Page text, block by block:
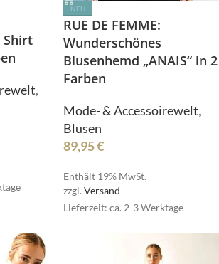
Shirt
,
NEU
RUE DE FEMME:
Wunderschönes
Blusenhemd „ANAIS“ in 2
Farben
Mode- & Accessoirewelt,
Blusen
89,95€
Enthält 19% MwSt.
zzgl. Versand
Lieferzeit: ca. 2-3 Werktage